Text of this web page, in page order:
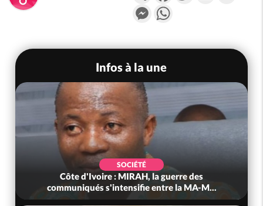
Messenger
Infos à la une
SOCIÉTÉ
Côte d'Ivoire : MIRAH, la guerre des
communiqués s'intensifie entre la MA-M...